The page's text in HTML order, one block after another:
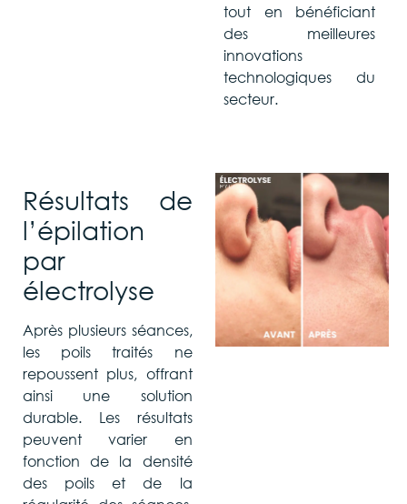
tout en bénéficiant
des meilleures
innovations
technologiques du
secteur.
Résultats de
l’épilation
par
électrolyse
Après plusieurs séances,
les poils traités ne
repoussent plus, offrant
ainsi une solution
durable. Les résultats
peuvent varier en
fonction de la densité
des poils et de la